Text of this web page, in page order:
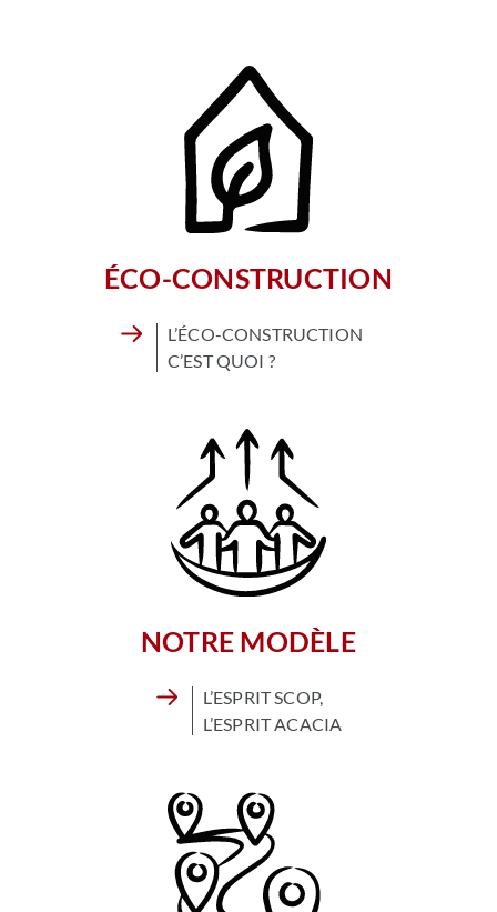
ÉCO-CONSTRUCTION
L’ÉCO-CONSTRUCTION
C’EST QUOI ?
NOTRE MODÈLE
L’ESPRIT SCOP,
L’ESPRIT ACACIA